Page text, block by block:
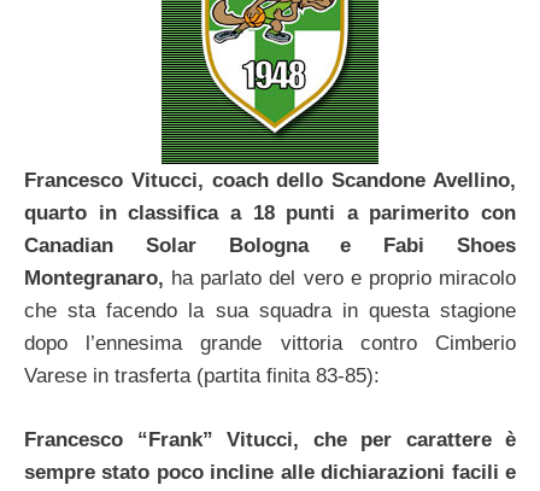
Francesco Vitucci, coach dello Scandone Avellino,
quarto in classifica a 18 punti a parimerito con
Canadian Solar Bologna e Fabi Shoes
Montegranaro, ha parlato del vero e proprio miracolo
che sta facendo la sua squadra in questa stagione
dopo l’ennesima grande vittoria contro Cimberio
Varese in trasferta (partita finita 83-85):
Francesco “Frank” Vitucci, che per carattere è
sempre stato poco incline alle dichiarazioni facili e